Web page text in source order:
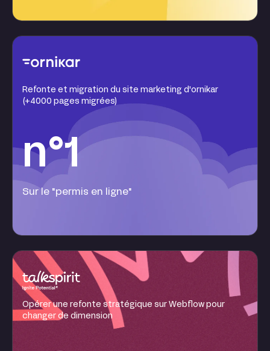
Refonte et migration du site marketing d'ornikar
(+4000 pages migrées)
n°1
Sur le "permis en ligne"
Opérer une refonte stratégique sur Webflow pour
changer de dimension